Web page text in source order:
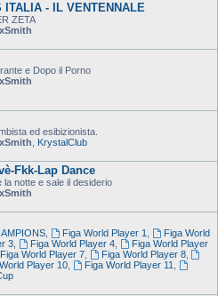
ITALIA - IL VENTENNALE
ZETA
e Dopo il Porno
ed esibizionista.
KrystalClub
Fkk-Lap Dance
notte e sale il desiderio
, Figa World Player 1
Figa World
3, Figa World Player 4,
Figa World Player
Figa World Player 7, Figa World Player 8,
Player 10, Figa World Player 11